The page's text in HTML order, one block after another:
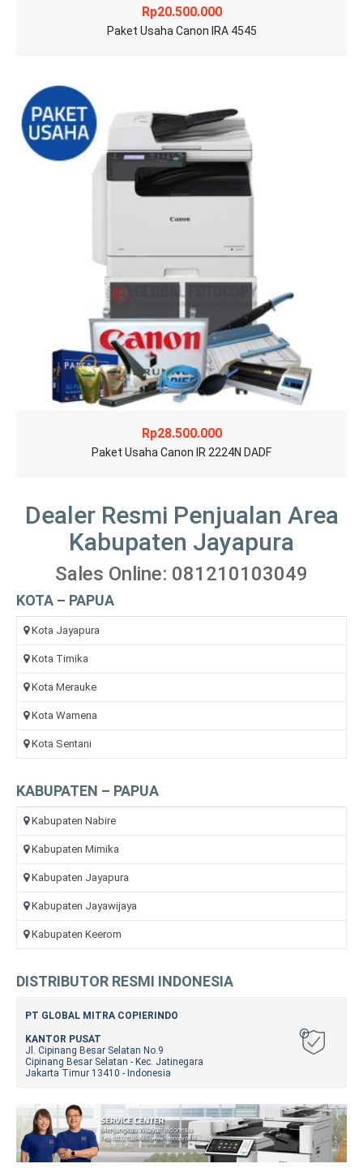
Rp20.500.000
Paket Usaha Canon IRA 4545
Rp28.500.000
Paket Usaha Canon IR 2224N DADF
Dealer Resmi Penjualan Area
Kabupaten Jayapura
Sales Online: 081210103049
KOTA – PAPUA
Kota Jayapura
Kota Timika
Kota Merauke
Kota Wamena
Kota Sentani
KABUPATEN – PAPUA
Kabupaten Nabire
Kabupaten Mimika
Kabupaten Jayapura
Kabupaten Jayawijaya
Kabupaten Keerom
DISTRIBUTOR RESMI INDONESIA
PT GLOBAL MITRA COPIERINDO
KANTOR PUSAT
Jl. Cipinang Besar Selatan No.9
Cipinang Besar Selatan - Kec. Jatinegara
Jakarta Timur 13410 - Indonesia